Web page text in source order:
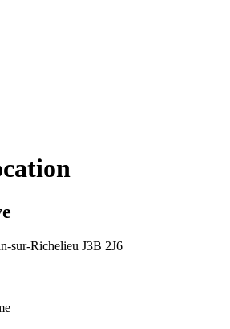
sur-Richelieu J3B 2J6